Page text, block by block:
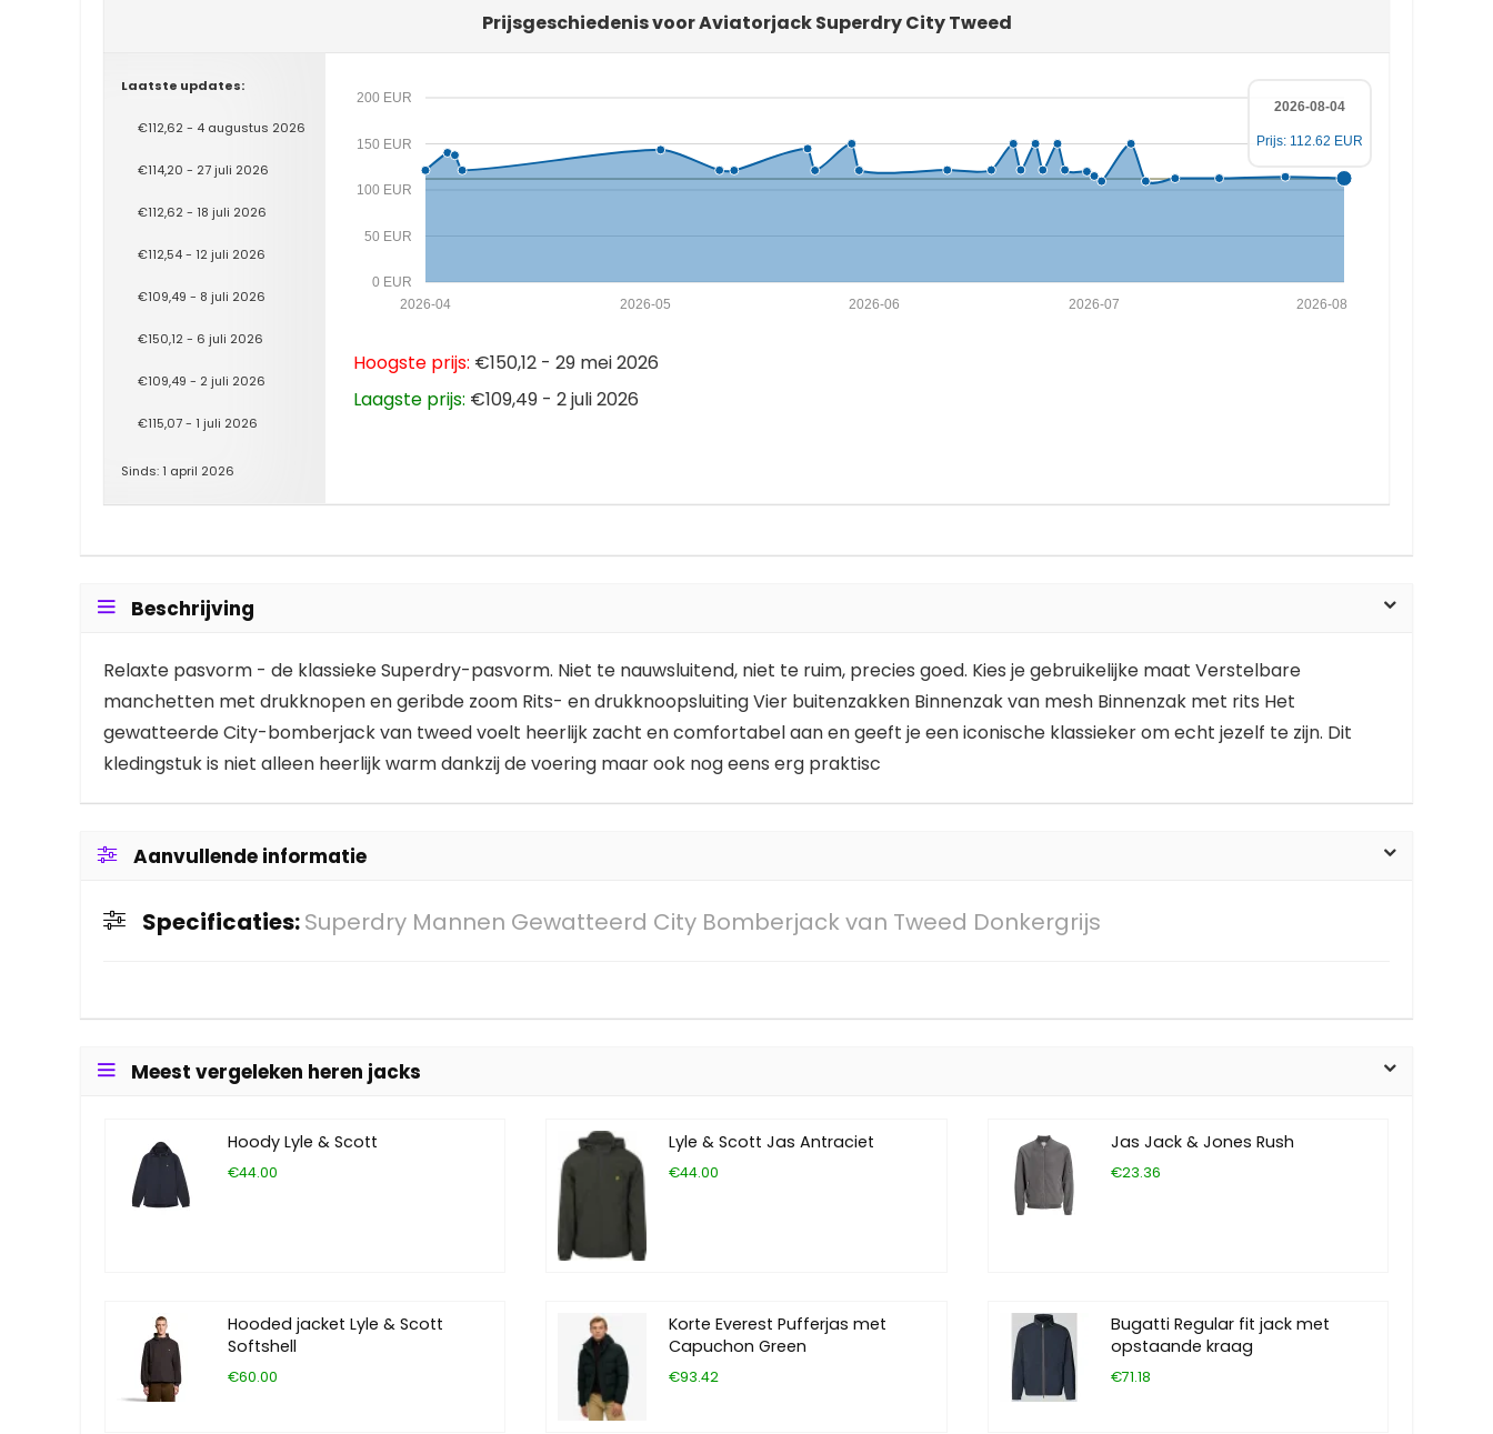
Prijsgeschiedenis voor Aviatorjack Superdry City Tweed
Laatste updates:
€112,62 - 4 augustus 2026
€114,20 - 27 juli 2026
€112,62 - 18 juli 2026
€112,54 - 12 juli 2026
€109,49 - 8 juli 2026
€150,12 - 6 juli 2026
€109,49 - 2 juli 2026
€115,07 - 1 juli 2026
Sinds: 1 april 2026
0 EUR
50 EUR
100 EUR
150 EUR
200 EUR
2026-08
2026-07
2026-06
2026-05
2026-04
2026-08-04
Prijs: 112.62 EUR
Hoogste prijs: €150,12 - 29 mei 2026
Laagste prijs: €109,49 - 2 juli 2026
Beschrijving
Relaxte pasvorm - de klassieke Superdry-pasvorm. Niet te nauwsluitend, niet te ruim, precies goed. Kies je gebruikelijke maat Verstelbare
manchetten met drukknopen en geribde zoom Rits- en drukknoopsluiting Vier buitenzakken Binnenzak van mesh Binnenzak met rits Het
gewatteerde City-bomberjack van tweed voelt heerlijk zacht en comfortabel aan en geeft je een iconische klassieker om echt jezelf te zijn. Dit
kledingstuk is niet alleen heerlijk warm dankzij de voering maar ook nog eens erg praktisc
Aanvullende informatie
Specificaties:Superdry Mannen Gewatteerd City Bomberjack van Tweed Donkergrijs
Meest vergeleken heren jacks
Hoody Lyle & Scott
€44.00
Lyle & Scott Jas Antraciet
€44.00
Jas Jack & Jones Rush
€23.36
Hooded jacket Lyle & Scott
Softshell
€60.00
Korte Everest Pufferjas met
Capuchon Green
€93.42
Bugatti Regular fit jack met
opstaande kraag
€71.18